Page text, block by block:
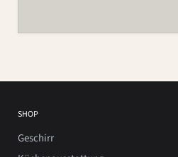
SHOP
Geschirr